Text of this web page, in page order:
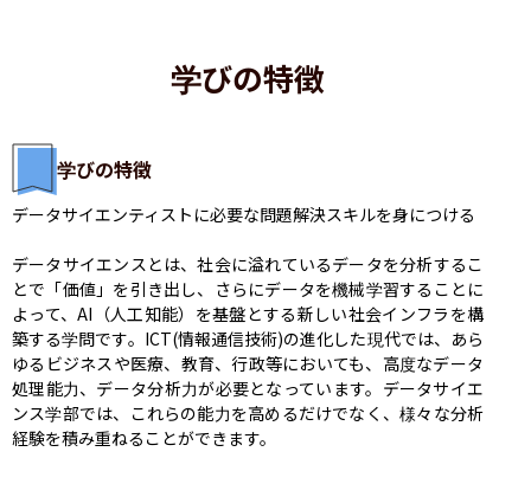
学びの特徴
学びの特徴
データサイエンティストに必要な問題解決スキルを身につける
データサイエンスとは、社会に溢れているデータを分析するこ
とで「価値」を引き出し、さらにデータを機械学習することに
よって、AI（人工知能）を基盤とする新しい社会インフラを構
築する学問です。ICT(情報通信技術)の進化した現代では、あら
ゆるビジネスや医療、教育、行政等においても、高度なデータ
処理能力、データ分析力が必要となっています。データサイエ
ンス学部では、これらの能力を高めるだけでなく、様々な分析
経験を積み重ねることができます。